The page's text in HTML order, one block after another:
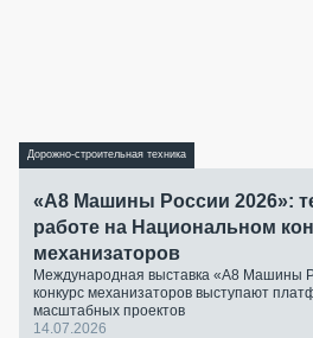
Дорожно-строительная техника
«А8 Машины России 2026»:
работе на Национальном
механизаторов
Международная выставка «А8 Машины
конкурс механизаторов выступают
масштабных проектов
14.07.2026